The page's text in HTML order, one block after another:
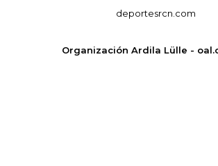
deportesrcn.com
Organización Ardila Lülle -